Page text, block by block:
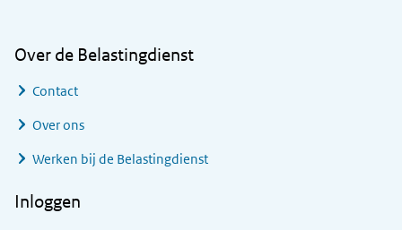
Over de Belastingdienst
Contact
Over ons
Werken bij de Belastingdienst
Inloggen